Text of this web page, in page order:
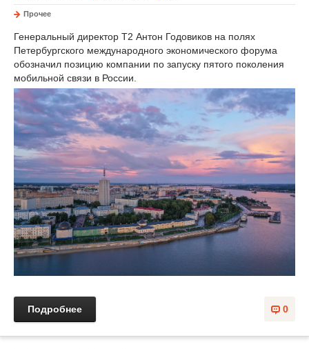
Прочее
Генеральный директор Т2 Антон Годовиков на полях
Петербургского международного экономического форума
обозначил позицию компании по запуску пятого поколения
мобильной связи в России.
0
Подробнее